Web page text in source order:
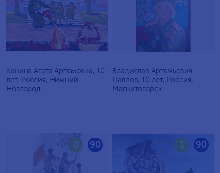
Ханина Агата Артемовна, 10
лет, Россия, Нижний
Новгород
Владислав Артемьевич
Павлов, 10 лет, Россия,
Магнитогорск
90
0 90
1